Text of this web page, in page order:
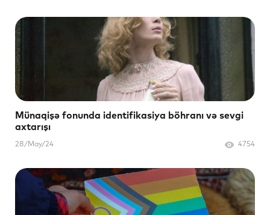
Münaqişə fonunda identifikasiya böhranı və sevgi
axtarışı
28/May/24 4754